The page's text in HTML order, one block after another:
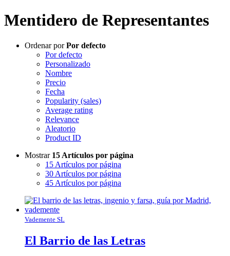
Mentidero de Representantes
Ordenar porPor defecto
Por defecto
Personalizado
Nombre
Precio
Fecha
Popularity (sales)
Average rating
Relevance
Aleatorio
Product ID
Mostrar 15 Artículos por página
15 Artículos por página
30 Artículos por página
45 Artículos por página
Vademente SL
El Barrio de las Letras